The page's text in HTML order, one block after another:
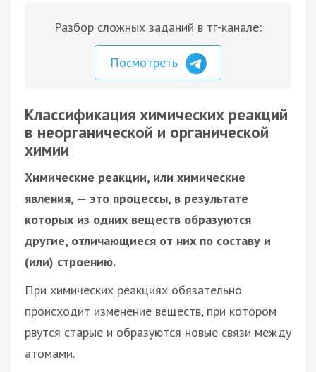
Разбор сложных заданий в тг-канале:
Посмотреть
Классификация химических реакций
в неорганической и органической
химии
Химические реакции, или химические
явления, — это процессы, в результате
которых из одних веществ образуются
другие, отличающиеся от них по составу и
(или) строению.
При химических реакциях обязательно
происходит изменение веществ, при котором
рвутся старые и образуются новые связи между
атомами.